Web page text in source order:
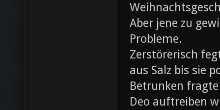
Aber jene zu
Probleme.
Zerstörerisch
aus Salz bis sie
Betrunken
Deo auftreiben